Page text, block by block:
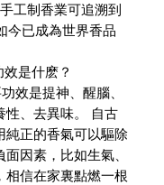
工制香業可追溯到
今已成為世界香品
是什麽？
效是提神、醒腦、
性、去異味。 自古
純正的香氣可以驅除
因素，比如生氣、
相信在家裏點燃一根